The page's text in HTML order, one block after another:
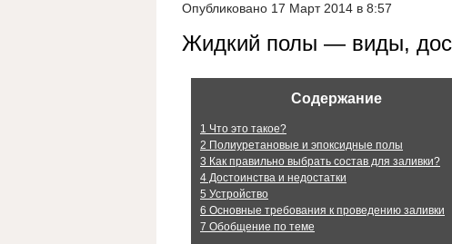
Опубликовано 17 Март 2014 в 8:57
Жидкий полы — виды,
Содержание
1 Что это такое?
2 Полиуретановые и эпоксидные полы
3 Как правильно выбрать состав для заливки?
4 Достоинства и недостатки
5 Устройство
6 Основные требования к проведению заливки
7 Обобщение по теме